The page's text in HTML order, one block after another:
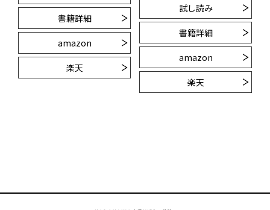
書籍詳細
amazon
楽天
試し読み
書籍詳細
amazon
楽天